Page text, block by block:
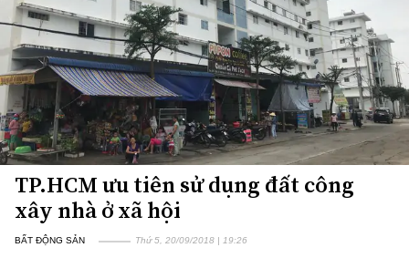
TP.HCM ưu tiên sử dụng đất công
xây nhà ở xã hội
BẤT ĐỘNG SẢN Thứ 5, 20/09/2018 | 19:26